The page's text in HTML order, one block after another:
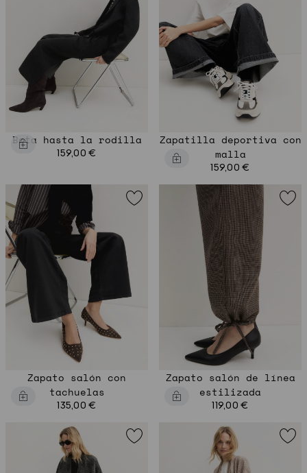
Bota hasta la rodilla
159,00 €
Zapatilla deportiva con
malla
159,00 €
Zapato salón con
tachuelas
135,00 €
Zapato salón de línea
estilizada
119,00 €